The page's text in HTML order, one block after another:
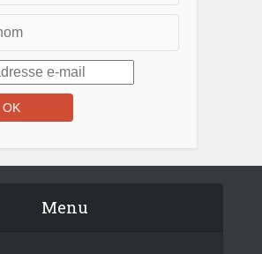
Menu